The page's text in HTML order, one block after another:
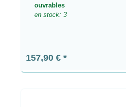
ouvrables
en stock: 3
Prix régulier :
157,90 €